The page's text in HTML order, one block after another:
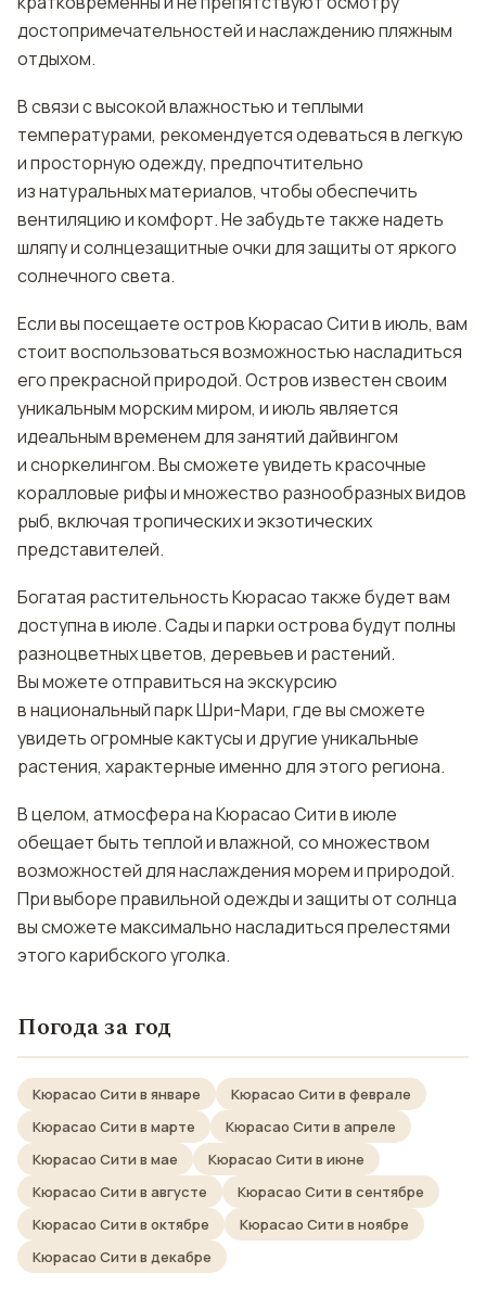
достопримечательностей и наслаждению пляжным
отдыхом.
В связи с высокой влажностью и теплыми
температурами, рекомендуется одеваться в легкую
и просторную одежду, предпочтительно
из натуральных материалов, чтобы обеспечить
вентиляцию и комфорт. Не забудьте также надеть
шляпу и солнцезащитные очки для защиты от яркого
солнечного света.
Если вы посещаете остров Кюрасао Сити в июль, вам
стоит воспользоваться возможностью насладиться
его прекрасной природой. Остров известен своим
уникальным морским миром, и июль является
идеальным временем для занятий дайвингом
и сноркелингом. Вы сможете увидеть красочные
коралловые рифы и множество разнообразных видов
рыб, включая тропических и экзотических
представителей.
Богатая растительность Кюрасао также будет вам
доступна в июле. Сады и парки острова будут полны
разноцветных цветов, деревьев и растений.
Вы можете отправиться на экскурсию
в национальный парк Шри-Мари, где вы сможете
увидеть огромные кактусы и другие уникальные
растения, характерные именно для этого региона.
В целом, атмосфера на Кюрасао Сити в июле
обещает быть теплой и влажной, со множеством
возможностей для наслаждения морем и природой.
При выборе правильной одежды и защиты от солнца
вы сможете максимально насладиться прелестями
этого карибского уголка.
Погода за год
Кюрасао Сити в январе
Кюрасао Сити в феврале
Кюрасао Сити в марте
Кюрасао Сити в апреле
Кюрасао Сити в мае
Кюрасао Сити в июне
Кюрасао Сити в августе
Кюрасао Сити в сентябре
Кюрасао Сити в октябре
Кюрасао Сити в ноябре
Кюрасао Сити в декабре